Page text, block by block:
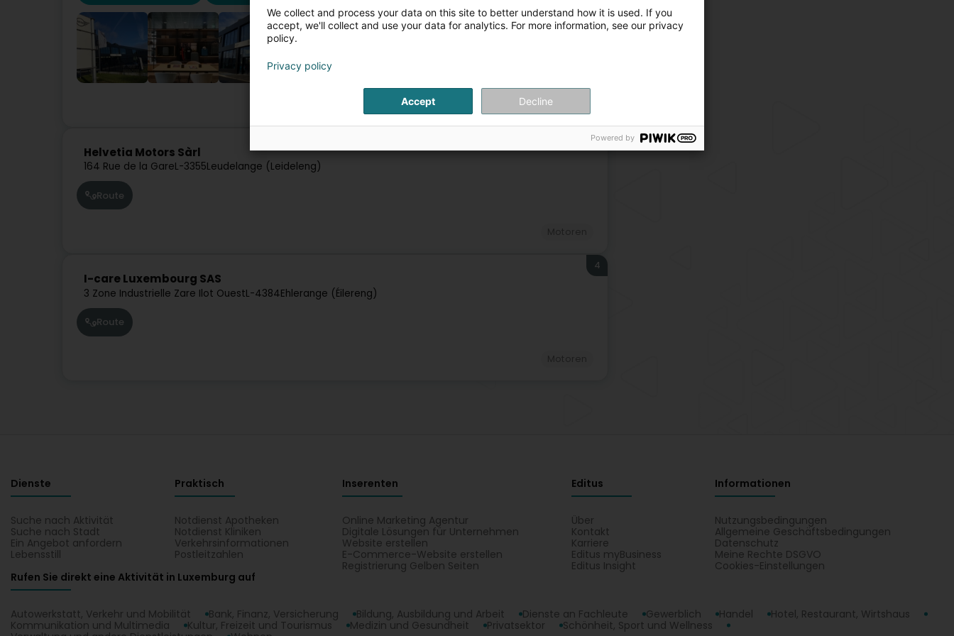
Reifen Auto - Inspektion Motorwartung
Helvetia Motors Sàrl
164 Rue de la GareL-3355Leudelange (Leideleng)
3
Route
I-care Luxembourg SAS
3 Zone Industrielle Zare Ilot OuestL-4384Ehlerange (Éilereng)
4
Route
Dienste
Suche nach Aktivität
Suche nach Stadt
Ein Angebot anfordern
Lebensstill
Praktisch
Notdienst Apotheken
Notdienst Kliniken
Verkehrsinformationen
Postleitzahlen
Inserenten
Online Marketing Agentur
Digitale Lösungen für Unternehmen
Website erstellen
E-Commerce-Website erstellen
Registrierung Gelben Seiten
Editus
Über
Kontakt
Karriere
Editus myBusiness
Editus Insight
Informationen
Nutzungsbedingungen
Allgemeine Geschäftsbedingungen
Datenschutz
Meine Rechte DSGVO
Cookies-Einstellungen
Rufen Sie direkt eine Aktivität in Luxemburg auf
Autowerkstatt, Verkehr und Mobilität Bank, Finanz, Versicherung Bildung, Ausbildung und Arbeit Dienste an Fachleute Gewerblich Handel
Hotel, Restaurant, Wirtshaus
Kommunikation und Multimedia
Kultur, Freizeit und Tourismus Medizin und Gesundheit Privatsektor
Schönheit, Sport und Wellness
We collect and process your data on this site to better understand how it is used. If you
accept, we'll collect and use your data for analytics. For more information, see our privacy
policy.
Privacy policy
Accept Decline
Powered by